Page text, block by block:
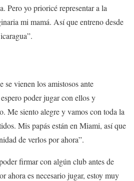
Pero yo prioricé representar a la
mi mamá. Así que entreno desde
se vienen los amistosos ante
poder jugar con ellos y
Me siento alegre y vamos con toda la
Mis papás están en Miami, así que
de verlos por ahora”.
firmar con algún club antes de
ahora es necesario jugar, estoy muy